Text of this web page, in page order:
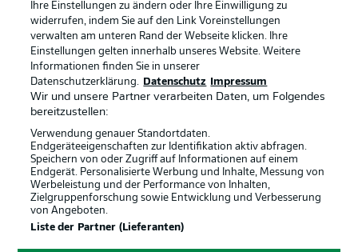
Jobs Impressum
Partner Spieler
Liveticker
© 2026 Bundesliga-Gruppe GmbH
Ihre Einstellungen zu ändern oder Ihre Einwilligung zu
widerrufen, indem Sie auf den Link Voreinstellungen
verwalten am unteren Rand der Webseite klicken. Ihre
Einstellungen gelten innerhalb unseres Website. Weitere
Informationen finden Sie in unserer
Datenschutzerklärung.
Datenschutz Impressum
Wir und unsere Partner verarbeiten Daten, um Folgendes
bereitzustellen:
Verwendung genauer Standortdaten.
Endgeräteeigenschaften zur Identifikation aktiv abfragen.
Speichern von oder Zugriff auf Informationen auf einem
Endgerät. Personalisierte Werbung und Inhalte, Messung von
Werbeleistung und der Performance von Inhalten,
Zielgruppenforschung sowie Entwicklung und Verbesserung
von Angeboten.
Liste der Partner (Lieferanten)